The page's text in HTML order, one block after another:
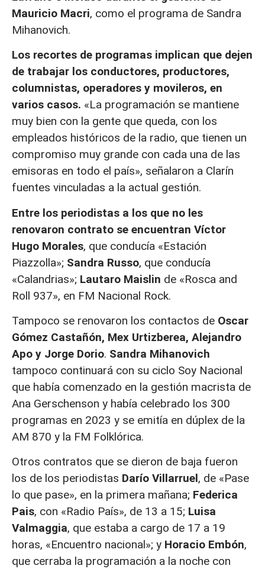
Mauricio Macri, como el programa de Sandra
Mihanovich.
Los recortes de programas implican que dejen
de trabajar los conductores, productores,
columnistas, operadores y movileros, en
varios casos. «La programación se mantiene
muy bien con la gente que queda, con los
empleados históricos de la radio, que tienen un
compromiso muy grande con cada una de las
emisoras en todo el país», señalaron a Clarín
fuentes vinculadas a la actual gestión.
Entre los periodistas a los que no les
renovaron contrato se encuentran Víctor
Hugo Morales, que conducía «Estación
Piazzolla»; Sandra Russo, que conducía
«Calandrias»; Lautaro Maislin de «Rosca and
Roll 937», en FM Nacional Rock.
Tampoco se renovaron los contactos de Oscar
Gómez Castañón, Mex Urtizberea, Alejandro
Apo y Jorge Dorio. Sandra Mihanovich
tampoco continuará con su ciclo Soy Nacional
que había comenzado en la gestión macrista de
Ana Gerschenson y había celebrado los 300
programas en 2023 y se emitía en dúplex de la
AM 870 y la FM Folklórica.
Otros contratos que se dieron de baja fueron
los de los periodistas Darío Villarruel, de «Pase
lo que pase», en la primera mañana; Federica
Pais, con «Radio País», de 13 a 15; Luisa
Valmaggia, que estaba a cargo de 17 a 19
horas, «Encuentro nacional»; y Horacio Embón,
que cerraba la programación a la noche con